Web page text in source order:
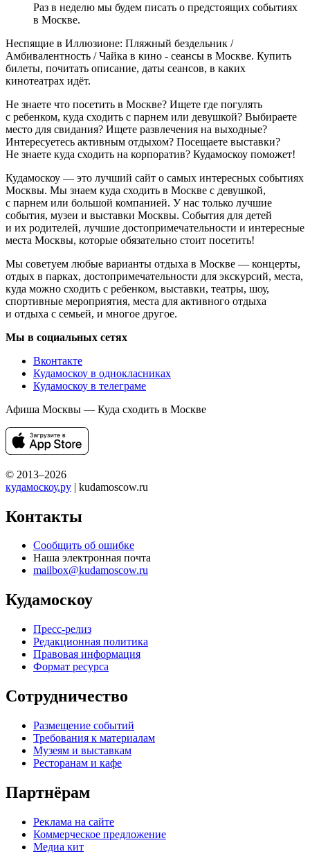
Раз в неделю мы будем писать о предстоящих событиях
в Москве.
Неспящие в Иллюзионе: Пляжный бездельник /
Амбивалентность / Чайка в кино - сеансы в Москве. Купить
билеты, почитать описание, даты сеансов, в каких
кинотеатрах идёт.
Не знаете что посетить в Москве? Ищете где погулять
с ребенком, куда сходить с парнем или девушкой? Выбираете
место для свидания? Ищете развлечения на выходные?
Интересуетесь активным отдыхом? Посещаете выставки?
Не знаете куда сходить на корпоратив? Кудамоскоу поможет!
Кудамоскоу — это лучший сайт о самых интересных событиях
Москвы. Мы знаем куда сходить в Москве с девушкой,
с парнем или большой компанией. У нас только лучшие
события, музеи и выставки Москвы. События для детей
и их родителей, лучшие достопримечательности и интересные
места Москвы, которые обязательно стоит посетить!
Мы советуем любые варианты отдыха в Москве — концерты,
отдых в парках, достопримечательности для экскурсий, места,
куда можно сходить с ребенком, выставки, театры, шоу,
спортивные мероприятия, места для активного отдыха
и отдыха с семьей, и многое другое.
Мы в социальных сетях
Вконтакте
Кудамоскоу в однокласниках
Кудамоскоу в телеграме
Афиша Москвы — Куда сходить в Москве
© 2013–2026
кудамоскоу.ру | kudamoscow.ru
Контакты
Сообщить об ошибке
Наша электронная почта
mailbox@kudamoscow.ru
Кудамоскоу
Пресс-релиз
Редакционная политика
Правовая информация
Формат ресурса
Сотрудничество
Размещение событий
Требования к материалам
Музеям и выставкам
Ресторанам и кафе
Партнёрам
Реклама на сайте
Коммерческое предложение
Медиа кит